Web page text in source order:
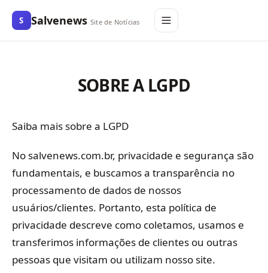
S Salvenews Site de Notícias
SOBRE A LGPD
Saiba mais sobre a LGPD
No salvenews.com.br, privacidade e segurança são
fundamentais, e buscamos a transparência no
processamento de dados de nossos
usuários/clientes. Portanto, esta política de
privacidade descreve como coletamos, usamos e
transferimos informações de clientes ou outras
pessoas que visitam ou utilizam nosso site.